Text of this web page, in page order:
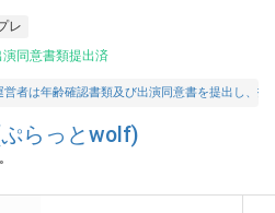
レ
同意書類提出済
営者は年齢確認書類及び出演同意書を提出し、
らっとwolf)